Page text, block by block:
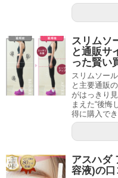
スリムソ
と通販サ
った賢い
スリムソー
と主要通販
がはっきり
まえた“後悔
得に購入でき
アスハダ
容液)の口